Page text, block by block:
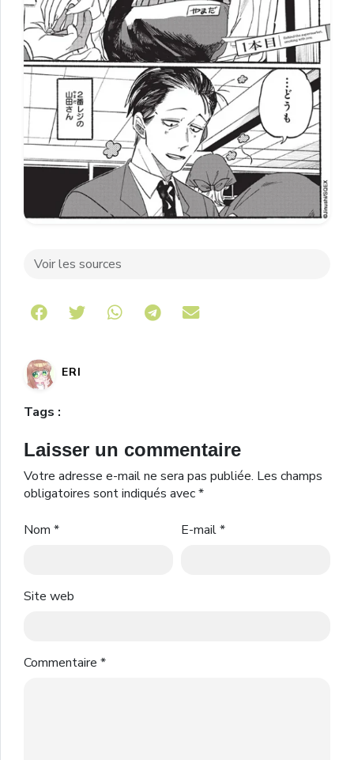
Voir les sources
Share on Telegram
ERI
Tags :
Laisser un commentaire
Votre adresse e-mail ne sera pas publiée. Les champs
obligatoires sont indiqués avec*
Nom * E-mail*
Site web
Commentaire *